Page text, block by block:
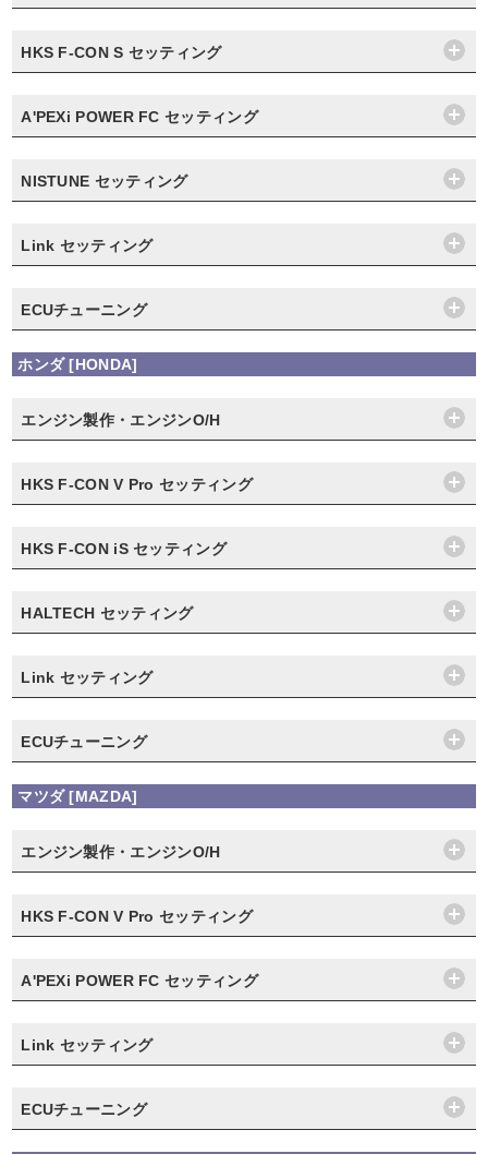
HKS F-CON S セッティング
A'PEXi POWER FC セッティング
NISTUNE セッティング
Link セッティング
ECUチューニング
ホンダ [HONDA]
エンジン製作・エンジンO/H
HKS F-CON V Pro セッティング
HKS F-CON iS セッティング
HALTECH セッティング
Link セッティング
ECUチューニング
マツダ [MAZDA]
エンジン製作・エンジンO/H
HKS F-CON V Pro セッティング
A'PEXi POWER FC セッティング
Link セッティング
ECUチューニング